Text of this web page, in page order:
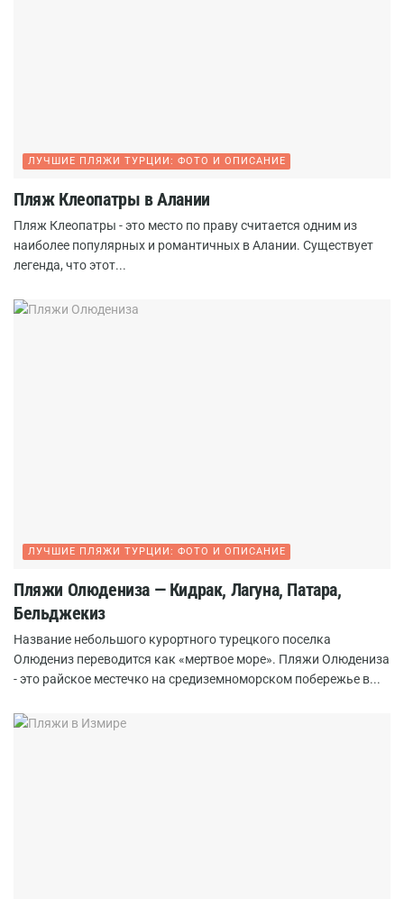
ЛУЧШИЕ ПЛЯЖИ ТУРЦИИ: ФОТО И ОПИСАНИЕ
Пляж Клеопатры в Алании
Пляж Клеопатры - это место по праву считается одним из
наиболее популярных и романтичных в Алании. Существует
легенда, что этот...
ЛУЧШИЕ ПЛЯЖИ ТУРЦИИ: ФОТО И ОПИСАНИЕ
Пляжи Олюдениза — Кидрак, Лагуна, Патара,
Бельджекиз
Название небольшого курортного турецкого поселка
Олюдениз переводится как «мертвое море». Пляжи Олюдениза
- это райское местечко на средиземноморском побережье в...